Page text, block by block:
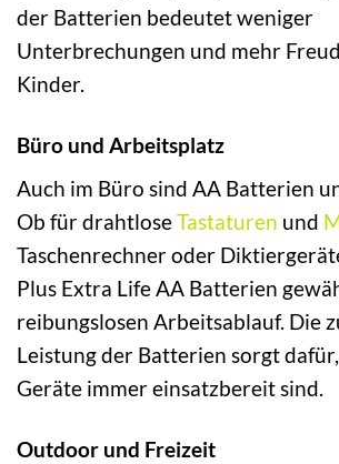
der Batterien bedeutet weniger
Unterbrechungen und mehr
Kinder.
Büro und Arbeitsplatz
Auch im Büro sind AA Batterien
Ob für drahtloseTastaturen und
Taschenrechner oder
Plus Extra Life AA Batterien
reibungslosen Arbeitsablauf. Die
Leistung der Batterien sorgt
Geräte immer einsatzbereit sind.
Outdoor und Freizeit